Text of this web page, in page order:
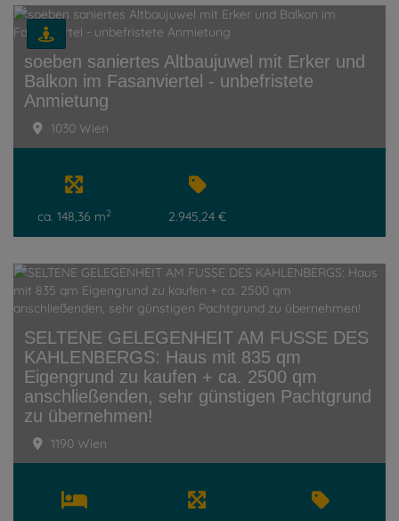
soeben saniertes Altbaujuwel mit Erker und
Balkon im Fasanviertel - unbefristete
Anmietung
1030 Wien
ca. 148,36 m2 2.945,24 €
SELTENE GELEGENHEIT AM FUSSE DES
KAHLENBERGS: Haus mit 835 qm
Eigengrund zu kaufen + ca. 2500 qm
anschließenden, sehr günstigen Pachtgrund
zu übernehmen!
1190 Wien